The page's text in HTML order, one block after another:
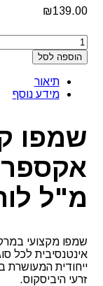
₪139.00
כמות
של
שמפו
אקספרט
קרל
הוספה לסל
תיאור
מידע נוסף
שמפו
מ"ל
שמפו מקצועי
אינטנסיבית לכל
זרעי היביסקוס.